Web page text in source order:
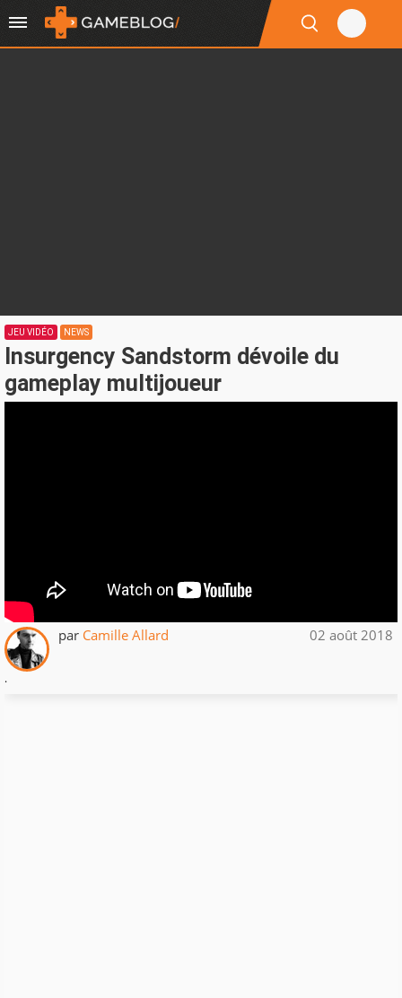
JEU VIDÉO NEWS
Insurgency Sandstorm dévoile du
gameplay multijoueur
par Camille Allard 02 août 2018
.